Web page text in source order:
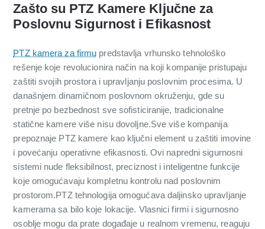
Zašto su PTZ Kamere Ključne za
Poslovnu Sigurnost i Efikasnost
PTZ kamera za firmu predstavlja vrhunsko tehnološko
rešenje koje revolucionira način na koji kompanije pristupaju
zaštiti svojih prostora i upravljanju poslovnim procesima. U
današnjem dinamičnom poslovnom okruženju, gde su
pretnje po bezbednost sve sofisticiranije, tradicionalne
statične kamere više nisu dovoljne.Sve više kompanija
prepoznaje PTZ kamere kao ključni element u zaštiti imovine
i povećanju operativne efikasnosti. Ovi napredni sigurnosni
sistemi nude fleksibilnost, preciznost i inteligentne funkcije
koje omogućavaju kompletnu kontrolu nad poslovnim
prostorom.PTZ tehnologija omogućava daljinsko upravljanje
kamerama sa bilo koje lokacije. Vlasnici firmi i sigurnosno
osoblje mogu da prate događaje u realnom vremenu, reaguju